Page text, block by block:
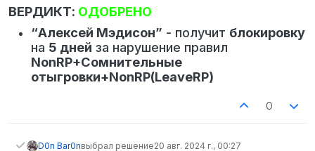
ВЕРДИКТ: ОДОБРЕНО
“Алексей Мэдисон” - получит блокировку
на 5 дней за нарушение правил
NonRP+Сомнительные
отыгровки+NonRP(LeaveRP)
0
D0n Bar0nвыбрал решение20 авг. 2024 г., 00:27